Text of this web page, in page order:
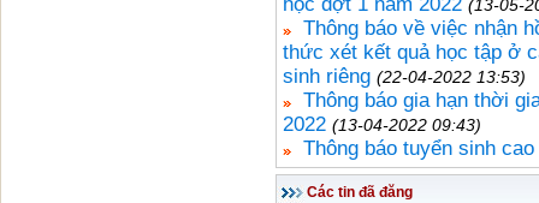
(13-05-
Thông báo về việc nhận
thức xét kết quả học tập ở
sinh riêng (22-04-2022 13:53)
Thông báo gia hạn thời
2022 (13-04-2022 09:43)
Thông báo tuyển sinh
Các tin đã đăng